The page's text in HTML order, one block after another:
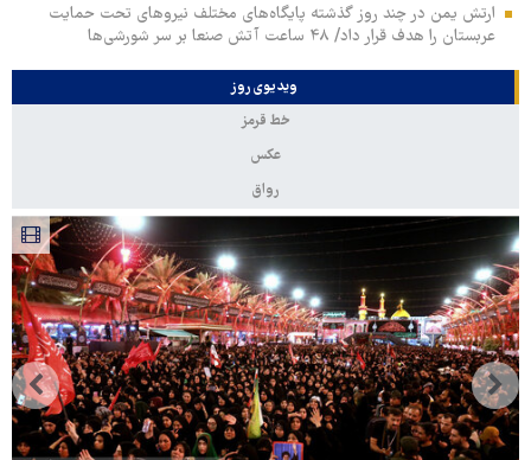
ارتش یمن در چند روز گذشته پایگاه‌های مختلف نیروهای تحت حمایت
عربستان را هدف قرار داد/ ۴۸ ساعت آتش صنعا بر سر شورشی‌ها
ویدیوی روز
خط قرمز
عکس
رواق